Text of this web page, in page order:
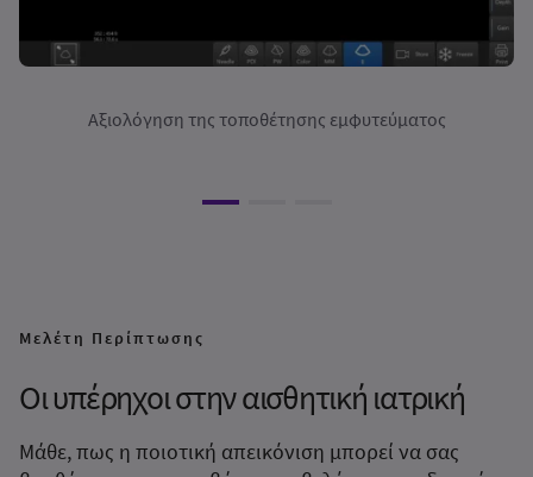
Αξιολόγηση της τοποθέτησης εμφυτεύματος
Μελέτη Περίπτωσης
Οι υπέρηχοι στην αισθητική ιατρική
Mάθε, πως η ποιοτική απεικόνιση μπορεί να σας